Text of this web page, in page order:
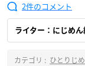
2
ライター：にじめ
カテゴリ : ひとりじ